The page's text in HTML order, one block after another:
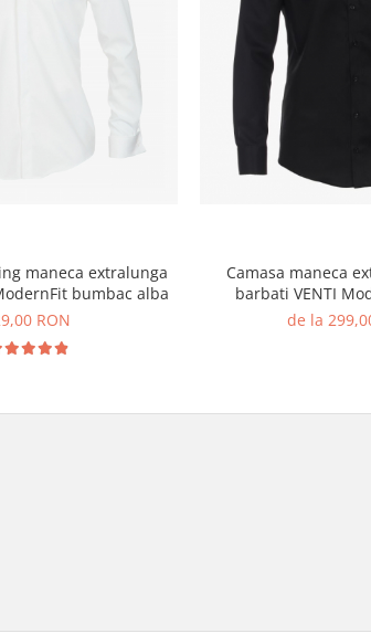
maneca extralunga
bumbac alba
RON
Camasa maneca
barbati VENTI
de la